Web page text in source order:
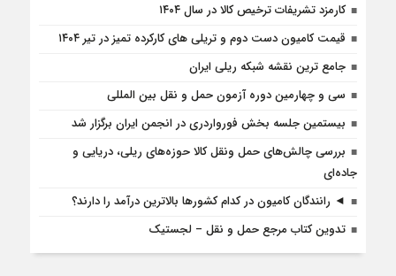
کارمزد تشریفات ترخیص کالا در سال ۱۴۰۴
قیمت کامیون دست دوم و تریلی‌ های کارکرده تمیز در تیر ۱۴۰۴
جامع ترین نقشه شبکه ریلی ایران
سی و چهارمین دوره آزمون حمل و نقل بین المللی
بیستمین جلسه بخش فورواردری در انجمن ایران برگزار شد
بررسی چالش‌های حمل ونقل کالا حوزه‌های ریلی، دریایی و
جاده‌ای
◄ رانندگان کامیون در کدام کشورها بالاترین درآمد را دارند؟
تدوین کتاب مرجع حمل و نقل – لجستیک